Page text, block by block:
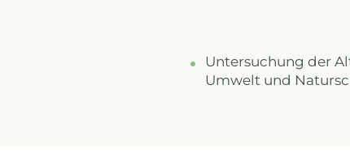
Untersuchung der
Umwelt und